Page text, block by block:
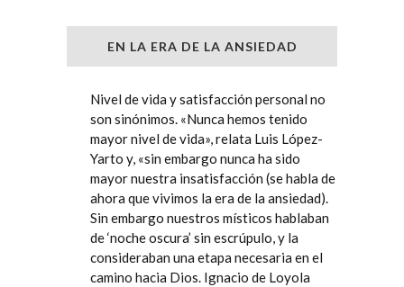
EN LA ERA DE LA ANSIEDAD
Nivel de vida y satisfacción personal no
son sinónimos. «Nunca hemos tenido
mayor nivel de vida», relata Luis López-
Yarto y, «sin embargo nunca ha sido
mayor nuestra insatisfacción (se habla de
ahora que vivimos la era de la ansiedad).
Sin embargo nuestros místicos hablaban
de ‘noche oscura’ sin escrúpulo, y la
consideraban una etapa necesaria en el
camino hacia Dios. Ignacio de Loyola